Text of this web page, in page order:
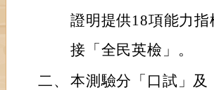
證明提供18項能力
接「全民英檢」。
二、 本測驗分「口試」